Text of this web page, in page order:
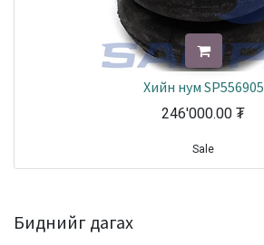
Хийн нум SP556905
246'000.00 ₮
Sale
Биднийг дагах